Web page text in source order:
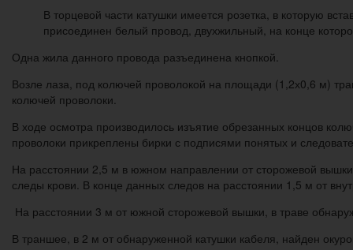
В торцевой части катушки имеется розетка, в которую
присоединен белый провод, двухжильный, на конце
Одна жила данного провода разъединена кнопкой.
Возле лаза, под колючей проволокой на площади (1,2х0,6 м)
колючей проволоки.
В ходе осмотра производилось изъятие обрезанных концов
проволоки прикреплены бирки с подписями понятых и
На расстоянии 2,5 м в южном направлении от сторожевой
следы крови. В конце данных следов на расстоянии 1,5 м от
На расстоянии 3 м от южной сторожевой вышки, в траве
В траншее, в 2 м от обнаруженной катушки кабеля, найден